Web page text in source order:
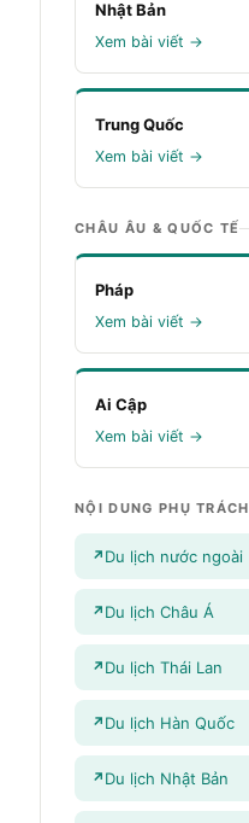
Nhật Bản
Xem bài viết →
Trung Quốc
Xem bài viết →
CHÂU ÂU & QUỐC TẾ
Pháp
Xem bài viết →
Ai Cập
Xem bài viết →
NỘI DUNG PHỤ TRÁCH
Du lịch nước ngoài
Du lịch Châu Á
Du lịch Thái Lan
Du lịch Hàn Quốc
Du lịch Nhật Bản